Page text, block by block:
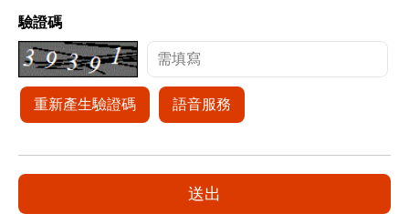
驗證碼
重新產生驗證碼 語音服務